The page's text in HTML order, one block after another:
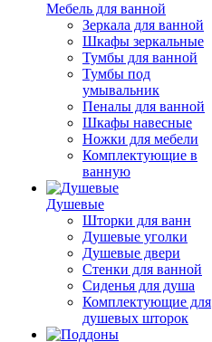
Мебель для ванной
Зеркала для ванной
Шкафы зеркальные
Тумбы для ванной
Тумбы под
умывальник
Пеналы для ванной
Шкафы навесные
Ножки для мебели
Комплектующие в
ванную
Душевые
Шторки для ванн
Душевые уголки
Душевые двери
Стенки для ванной
Сиденья для душа
Комплектующие для
душевых шторок